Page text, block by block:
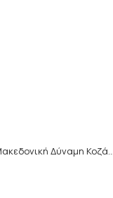
Δύναμη Κοζάνης: Στο Βέλγιο η διεθνής διαιτητής του Ταεκβοντό Αναστασία Κουτρότσιου